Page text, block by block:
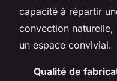
capacité à répartir
convection naturelle,
un espace convivial.
Qualité de